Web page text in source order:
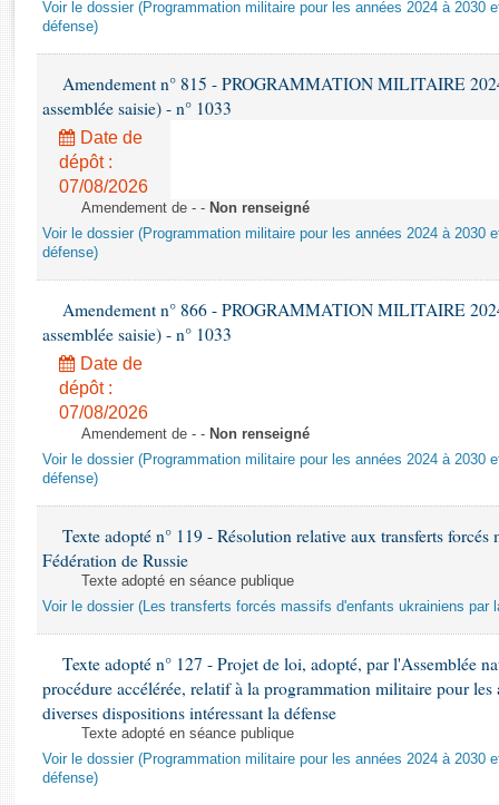
Rapports d'enquête
Rapports législatifs
Rapports sur l'application des lois
Baromètre de l’application des lois
Dossiers législatifs
Budget et sécurité sociale
Questions écrites et orales
Comptes rendus des débats
Voir le dossier (Programmation militaire pour les années 2024 à 2030
défense)
Amendement n° 815 - PROGRAMMATION MILITAIRE
assemblée saisie) - n° 1033
Date de
dépôt :
07/08/2026
Amendement de - - Non renseigné
Voir le dossier (Programmation militaire pour les années 2024 à 2030
défense)
Amendement n° 866 - PROGRAMMATION MILITAIRE
assemblée saisie) - n° 1033
Date de
dépôt :
07/08/2026
Amendement de - - Non renseigné
Voir le dossier (Programmation militaire pour les années 2024 à 2030
défense)
Texte adopté n° 119 - Résolution relative aux transferts
Fédération de Russie
Texte adopté en séance publique
Voir le dossier (Les transferts forcés massifs d'enfants ukrainiens par
Texte adopté n° 127 - Projet de loi, adopté, par l'Assemblée
procédure accélérée, relatif à la programmation militaire pour les
diverses dispositions intéressant la défense
Texte adopté en séance publique
Voir le dossier (Programmation militaire pour les années 2024 à 2030
défense)